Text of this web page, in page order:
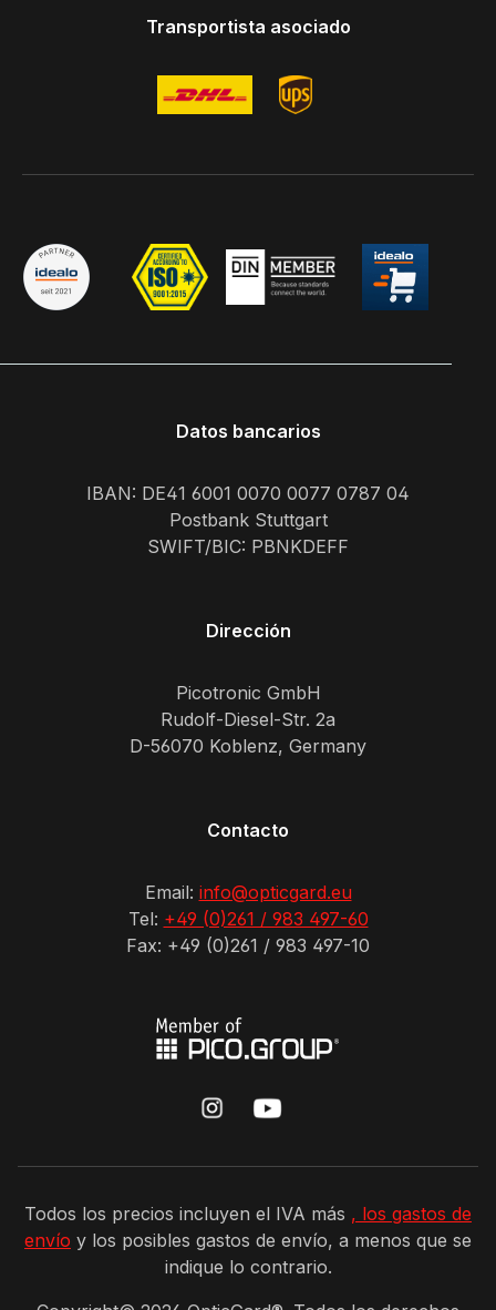
Transportista asociado
Datos bancarios
IBAN: DE41 6001 0070 0077 0787 04
Postbank Stuttgart
SWIFT/BIC: PBNKDEFF
Dirección
Picotronic GmbH
Rudolf-Diesel-Str. 2a
D-56070 Koblenz, Germany
Contacto
Email: info@opticgard.eu
Tel: +49 (0)261 / 983 497-60
Fax: +49 (0)261 / 983 497-10
Todos los precios incluyen el IVA más , los gastos de
envío y los posibles gastos de envío, a menos que se
indique lo contrario.